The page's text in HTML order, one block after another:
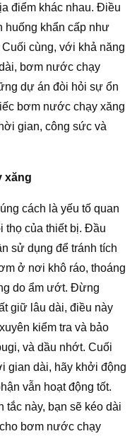
điểm khác nhau. Điều
huống khẩn cấp như
cùng, với khả năng
bơm nước chạy
dự án đòi hỏi sự ổn
bơm nước chạy xăng
gian, công sức và
xăng
cách là yếu tố quan
thọ của thiết bị. Đầu
sử dụng để tránh tích
ở nơi khô ráo, thoáng
do ẩm ướt. Đừng
giữ lâu dài, điều này
kiểm tra và bảo
và dầu nhớt. Cuối
gian dài, hãy khởi động
vẫn hoạt động tốt.
tắc này, bạn sẽ kéo dài
bơm nước chạy